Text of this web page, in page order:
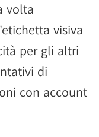
volta
visiva
per gli altri
di
con account